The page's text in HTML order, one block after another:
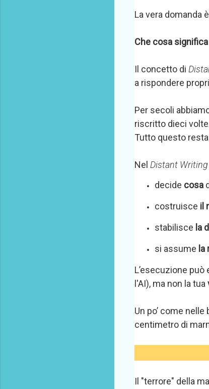
La vera domanda è
Che cosa
Il concetto di
a rispondere
Per secoli
riscritto dieci
Tutto questo
Nel Distant Writing
decide cosa
costruisce il
stabilisce la
si assume
L’esecuzione
l'AI), ma non la tua
Un po’ come
centimetro di
Il "terrore" della